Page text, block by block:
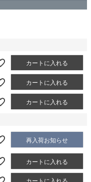
カートに入れる
カートに入れる
カートに入れる
再入荷お知らせ
カートに入れる